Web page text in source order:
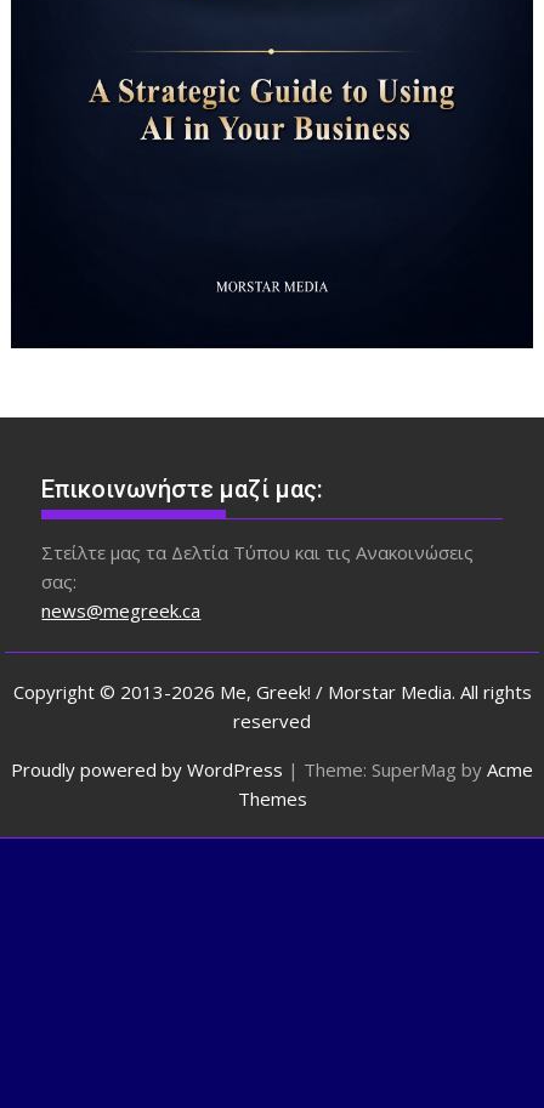
Επικοινωνήστε μαζί μας:
Στείλτε μας τα Δελτία Τύπου και τις Ανακοινώσεις
σας:
news@megreek.ca
Copyright © 2013-2026 Me, Greek! / Morstar Media. All rights
reserved
Proudly powered by WordPress | Theme: SuperMag by Acme
Themes